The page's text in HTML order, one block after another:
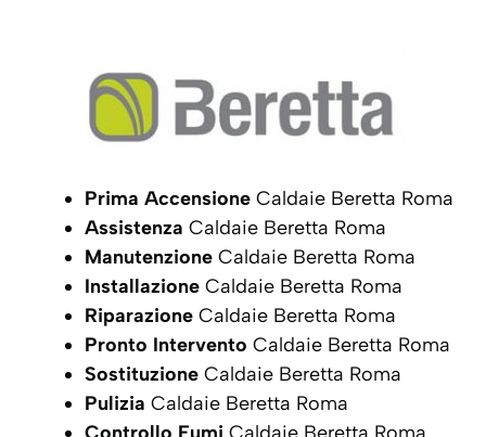
Prima Accensione Caldaie Beretta Roma
Assistenza Caldaie Beretta Roma
Manutenzione Caldaie Beretta Roma
Installazione Caldaie Beretta Roma
Riparazione Caldaie Beretta Roma
Pronto Intervento Caldaie Beretta Roma
Sostituzione Caldaie Beretta Roma
Pulizia Caldaie Beretta Roma